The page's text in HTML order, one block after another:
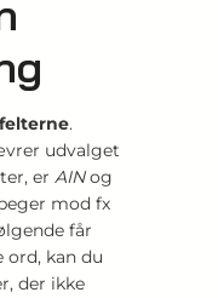
.
udvalget
er AINog
mod fx
får
ord, kan du
der ikke